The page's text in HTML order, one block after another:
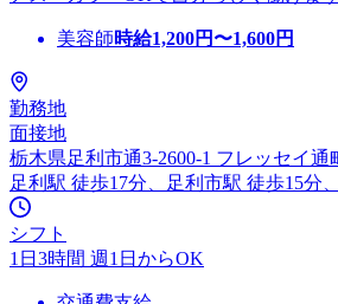
美容師時給1,200円〜1,600円
勤務地
面接地
栃木県足利市通3-2600-1 フレッセイ通
足利駅 徒歩17分、足利市駅 徒歩15分
シフト
1日3時間 週1日からOK